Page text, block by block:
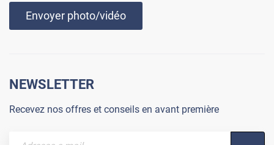
Envoyer photo/vidéo
NEWSLETTER
Recevez nos offres et conseils en avant première